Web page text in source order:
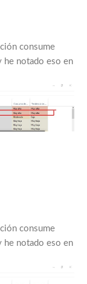
consume
he notado eso en
consume
he notado eso en